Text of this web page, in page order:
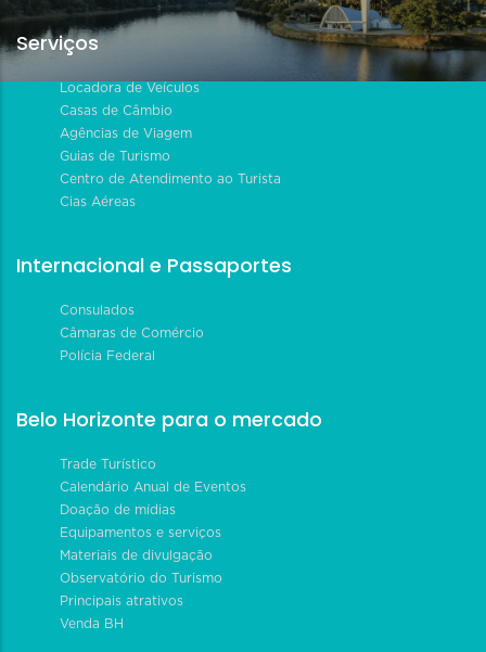
Serviços
Locadora de Veículos
Casas de Câmbio
Agências de Viagem
Guias de Turismo
Centro de Atendimento ao Turista
Cias Aéreas
Internacional e Passaportes
Consulados
Câmaras de Comércio
Polícia Federal
Belo Horizonte para o mercado
Trade Turístico
Calendário Anual de Eventos
Doação de mídias
Equipamentos e serviços
Materiais de divulgação
Observatório do Turismo
Principais atrativos
Venda BH